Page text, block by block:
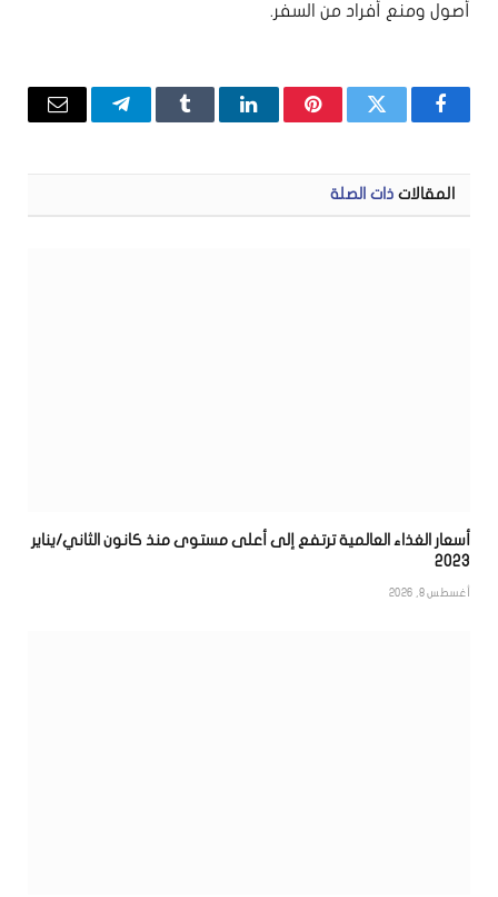
أصول ومنع أفراد من السفر.
فيسبوكتويتر بينتيريستلينكدإنTumblrتيلقرامالبريد
المقالات ذات الصلة
أسعار الغذاء العالمية ترتفع إلى أعلى مستوى منذ كانون الثاني/يناير
2023
أغسطس 8, 2026